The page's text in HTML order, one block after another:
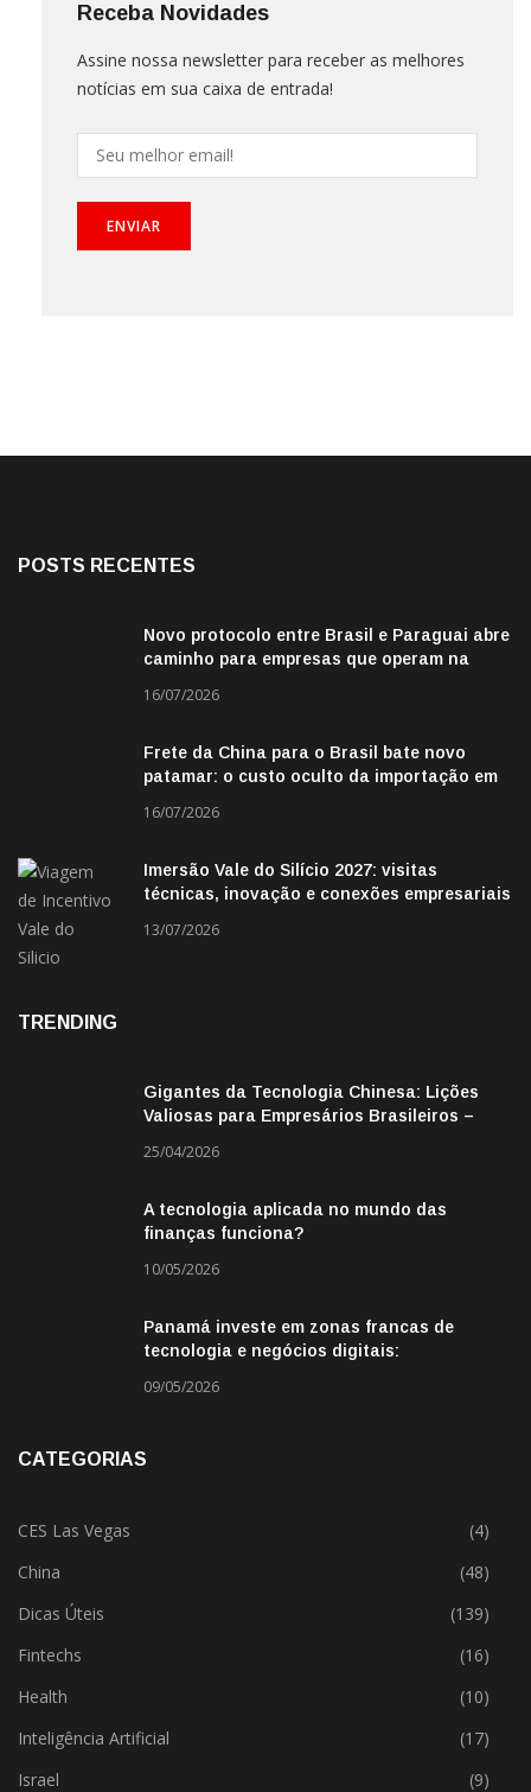
Receba Novidades
Assine nossa newsletter para receber as melhores
notícias em sua caixa de entrada!
POSTS RECENTES
Novo protocolo entre Brasil e Paraguai abre
caminho para empresas que operam na
16/07/2026
Frete da China para o Brasil bate novo
patamar: o custo oculto da importação em
16/07/2026
Imersão Vale do Silício 2027: visitas
técnicas, inovação e conexões empresariais
13/07/2026
TRENDING
Gigantes da Tecnologia Chinesa: Lições
Valiosas para Empresários Brasileiros –
25/04/2026
A tecnologia aplicada no mundo das
finanças funciona?
10/05/2026
Panamá investe em zonas francas de
tecnologia e negócios digitais:
09/05/2026
CATEGORIAS
CES Las Vegas
(4)
China
(48)
Dicas Úteis
(139)
Fintechs
(16)
Health
(10)
Inteligência Artificial
(17)
Israel
(9)